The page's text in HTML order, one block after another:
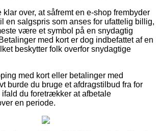
over, at såfremt en e-shop frembyder
en salgspris som anses for ufattelig billig,
være et symbol på en snydagtig
med kort er dog indbefattet af en
beskytter folk overfor snydagtige
med kort eller betalinger med
burde du bruge et afdragstilbud fra for
du foretrækker at afbetale
en periode.